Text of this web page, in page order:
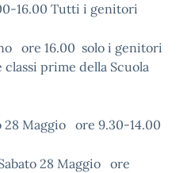
16.00 Tutti i genitori
ore 16.00 solo i genitori
prime della Scuola
28 Maggio ore 9.30-14.00
28 Maggio ore